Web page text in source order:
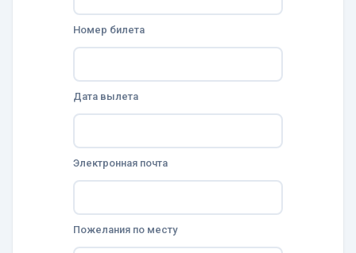
Номер билета
Дата вылета
Электронная почта
Пожелания по месту